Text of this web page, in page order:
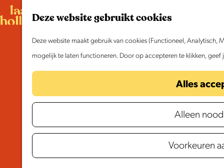
Deze website gebruikt cookies
Deze website maakt gebruik van cookies (Functioneel,
mogelijk te laten functioneren. Door op accepteren te klikken, geef
Alles
Alleen
Voorkeuren
G
a
kaas
Proeven, kopen en ontdekken